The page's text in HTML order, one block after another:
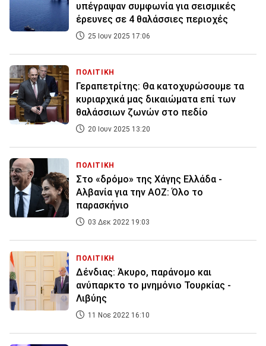
υπέγραψαν συμφωνία για σεισμικές
έρευνες σε 4 θαλάσσιες περιοχές
25 Ιουν 2025 17:06
ΠΟΛΙΤΙΚΗ
Γεραπετρίτης: Θα κατοχυρώσουμε τα
κυριαρχικά μας δικαιώματα επί των
θαλάσσιων ζωνών στο πεδίο
20 Ιουν 2025 13:20
ΠΟΛΙΤΙΚΗ
Στο «δρόμο» της Χάγης Ελλάδα -
Αλβανία για την ΑΟΖ: Όλο το
παρασκήνιο
03 Δεκ 2022 19:03
ΠΟΛΙΤΙΚΗ
Δένδιας: Άκυρο, παράνομο και
ανύπαρκτο το μνημόνιο Τουρκίας -
Λιβύης
11 Νοε 2022 16:10